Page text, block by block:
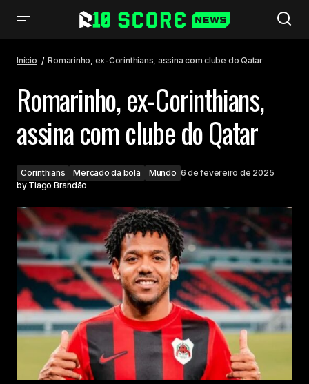
Início Romarinho, ex-Corinthians, assina com clube do Qatar
Romarinho, ex-Corinthians,
assina com clube do Qatar
Corinthians Mercado da bola Mundo 6 de fevereiro de 2025
by Tiago Brandão